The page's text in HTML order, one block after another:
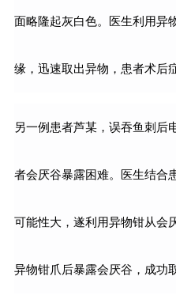
面略隆起灰白色。医生利用异
缘，迅速取出异物，患者术后
另一例患者芦某，误吞鱼刺后
者会厌谷暴露困难。医生结合
可能性大，遂利用异物钳从会
异物钳爪后暴露会厌谷，成功